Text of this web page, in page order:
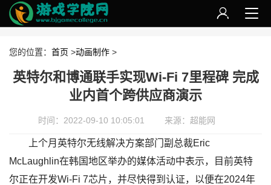
您的位置： 首页 >动画制作 >
英特尔和博通联手实现Wi-Fi 7里程碑 完成
业内首个跨供应商演示
时间：2022-09-10 10:05:01 来源：超能网
上个月英特尔无线解决方案部门副总裁Eric
McLaughlin在韩国地区举办的媒体活动中表示，目前英特
尔正在开发Wi-Fi 7芯片，并尽快得到认证，以便在2024年